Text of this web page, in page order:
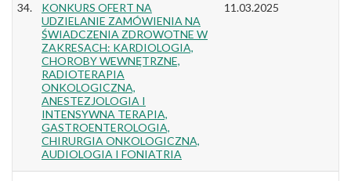
34.
KONKURS OFERT NA
UDZIELANIE ZAMÓWIENIA NA
ŚWIADCZENIA ZDROWOTNE W
ZAKRESACH: KARDIOLOGIA,
CHOROBY WEWNĘTRZNE,
RADIOTERAPIA
ONKOLOGICZNA,
ANESTEZJOLOGIA I
INTENSYWNA TERAPIA,
GASTROENTEROLOGIA,
CHIRURGIA ONKOLOGICZNA,
AUDIOLOGIA I FONIATRIA
11.03.2025